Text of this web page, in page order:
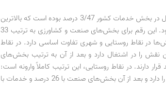
بر اساس آمارهای مرکز آمار ایران، سهم اشتغال در بخش خدمات کشور 3/47 درصد بوده است که بالاترین
سهم در میان سه بخش اصلی به شمار می‌رود. این رقم برای بخش‌های صنعت و کشاورزی به ترتیب 33
بخش‌ها در نقاط روستایی و شهری تفاوت اساسی دارد. در نقاط
سهم بیشترین نقش را در اشتغال دارد و بعد از آن به ترتیب بخش‌های
1/36 درصد و کشاورزی با 5/5 درصد قرار دارند. در نقاط روستایی، این ترتیب کاملاً وارونه است:
بخش کشاورزی با 7/52 درصد بیشترین سهم را دارد و بعد از آن بخش‌های صنعت با 26 درصد و خدمات با